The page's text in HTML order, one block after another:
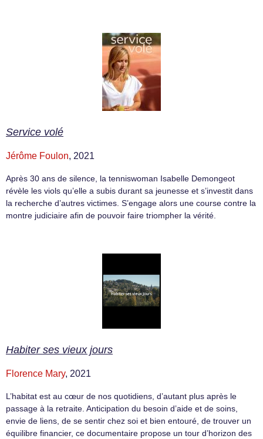
Service volé
Jérôme Foulon, 2021
Après 30 ans de silence, la tenniswoman Isabelle Demongeot
révèle les viols qu’elle a subis durant sa jeunesse et s’investit dans
la recherche d’autres victimes. S’engage alors une course contre la
montre judiciaire afin de pouvoir faire triompher la vérité.
Habiter ses vieux jours
Florence Mary, 2021
L’habitat est au cœur de nos quotidiens, d’autant plus après le
passage à la retraite. Anticipation du besoin d’aide et de soins,
envie de liens, de se sentir chez soi et bien entouré, de trouver un
équilibre financier, ce documentaire propose un tour d’horizon des